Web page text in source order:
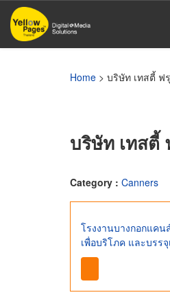
Skip
main
Home > บริษัท เทสตี้ ฟ
บริษัท เทสตี้
Category : Canners
โรงงานบางกอกแค
เพื่อบริโภค และบรร